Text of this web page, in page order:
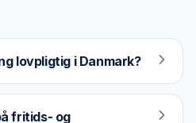
lovpligtig i Danmark?
fritids- og